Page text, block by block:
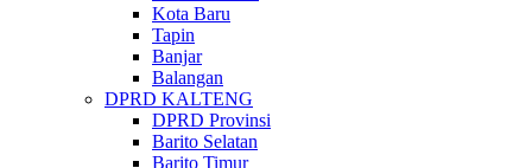
Kota Baru
Tapin
Banjar
Balangan
DPRD KALTENG
DPRD Provinsi
Barito Selatan
Barito Timur